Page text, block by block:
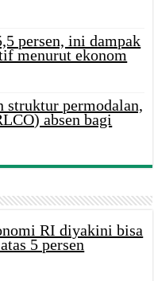
persen, ini dampak
menurut ekonom
struktur permodalan,
absen bagi
RI diyakini bisa
5 persen